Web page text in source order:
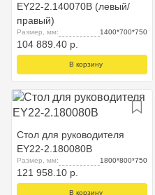
EY22-2.140070B (левый/
правый)
Размер, мм: 1400*700*750
104 889.40 р.
В корзину
Стол для руководителя
EY22-2.180080B
Размер, мм: 1800*800*750
121 958.10 р.
В корзину